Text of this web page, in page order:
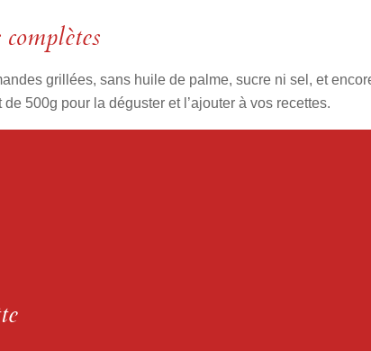
grillées, sans huile de palme, sucre ni sel, et
500g pour la déguster et l’ajouter à vos recettes.